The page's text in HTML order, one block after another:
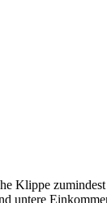
Klippe